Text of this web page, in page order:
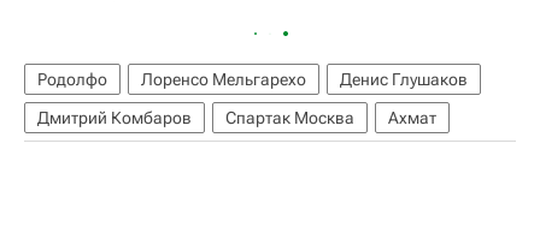
Родолфо Лоренсо Мельгарехо
Денис Глушаков
Дмитрий Комбаров
Спартак Москва Ахмат